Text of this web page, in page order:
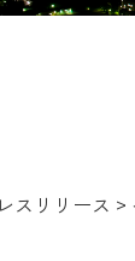
スリリース >